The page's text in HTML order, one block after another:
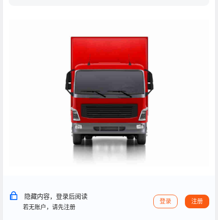
隐藏内容，登录后阅读
若无账户，请先注册
登录 注册